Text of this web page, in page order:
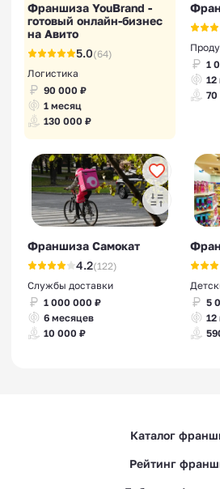
Франшиза YouBrand -
готовый онлайн-бизнес
на Авито
5.0(64)
Логистика
90 000 ₽
1 месяц
130 000 ₽
1
12
Франшиза Самокат
4.2(122)
Службы доставки
1 000 000 ₽
6 месяцев
10 000 ₽
5
12
Каталог
Рейтинг